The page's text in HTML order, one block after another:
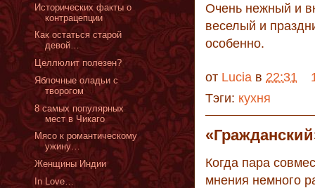
Очень нежный и
веселый и
особенно.
от Lucia в 22:31
Тэги: кухня
Когда пара
мнения немного
Исторических факты о
контрацепции
Как остаться старой
девой…
Целлюлит полезен?
Яблочные оладьи с
творогом
8 самых популярных
мест в Чикаго
Мясо к романтическому
ужину…
Женщины Индии
In Love…